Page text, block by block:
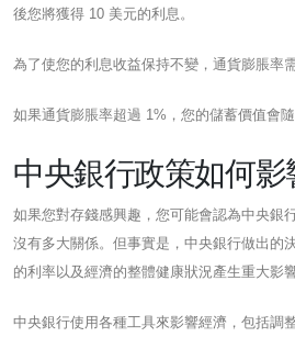
後您將獲得 10 美元的利息。
為了使您的利息收益保持不變，通貨膨脹率
如果通貨膨脹率超過 1%，您的儲蓄價值會
中央銀行政策如何
如果您對存錢感興趣，您可能會認為中央銀
沒有多大關係。但事實是，中央銀行做出的
的利率以及經濟的整體健康狀況產生重大影響
中央銀行使用各種工具來影響經濟，包括調